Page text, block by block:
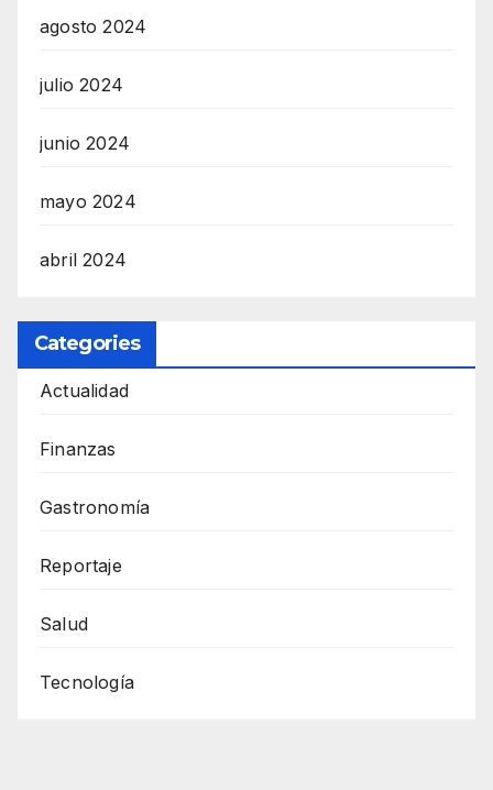
agosto 2024
julio 2024
junio 2024
mayo 2024
abril 2024
Categories
Actualidad
Finanzas
Gastronomía
Reportaje
Salud
Tecnología